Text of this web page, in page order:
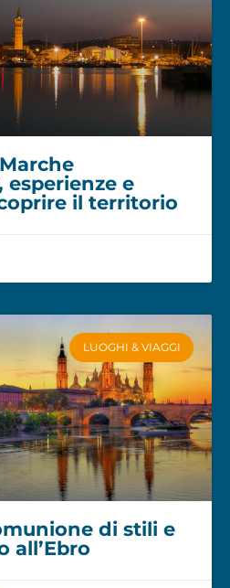
esperienze e
il territorio
LUOGHI & VIAGGI
di stili e
all’Ebro